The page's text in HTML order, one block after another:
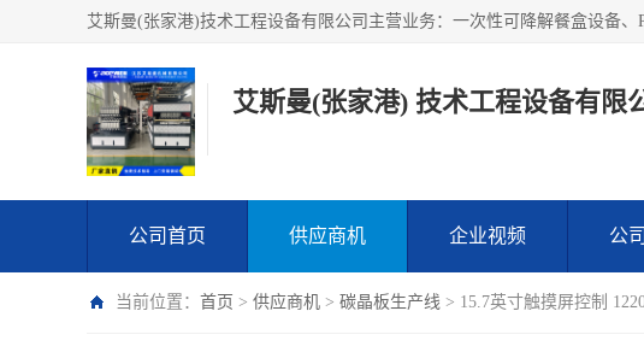
艾斯曼(张家港) 技术工程设备有限
公司首页 供应商机 企业视频 公
当前位置： 首页 > 供应商机 > 碳晶板生产线 > 15.7英寸触摸屏控制